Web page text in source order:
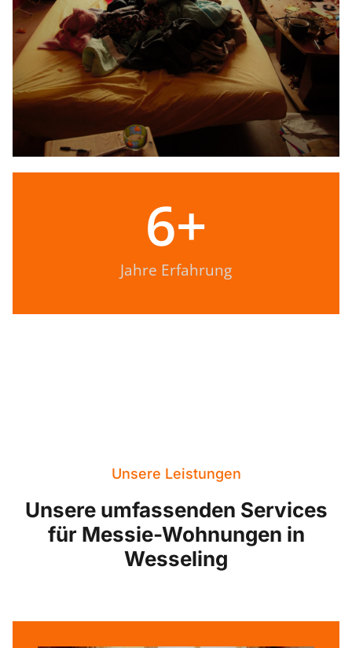
Jahre Erfahrung
6+
Unsere Leistungen
Unsere umfassenden Services
für Messie-Wohnungen in
Wesseling